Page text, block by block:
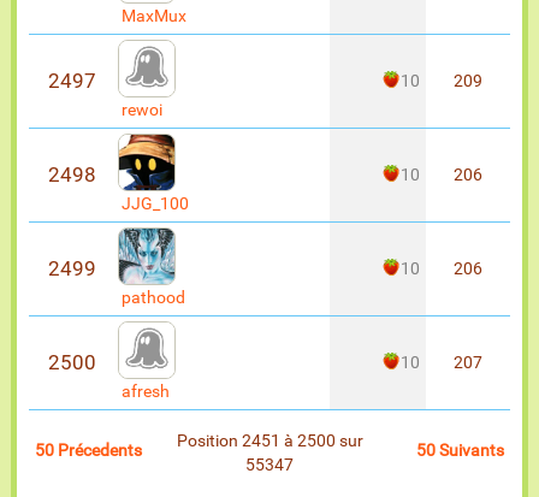
MaxMux
2497
rewoi
10 209
2498
JJG_100
10 206
2499
pathood
10 206
2500
afresh
10 207
50 Précedents
Position 2451 à 2500 sur
55347
50 Suivants